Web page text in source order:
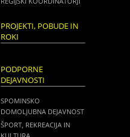
PROJEKTI, POBUDE IN
ROKI
PODPORNE
DEJAVNOSTI
SPOMINSKO
DOMOLJUBNA DEJAVNOST
ŠPORT, REKREACIJA IN